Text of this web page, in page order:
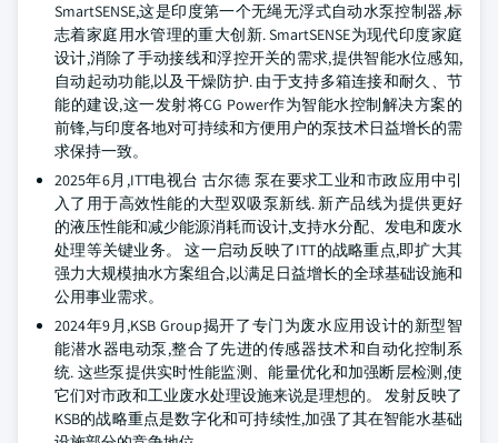
SmartSENSE,这是印度第一个无绳无浮式自动水泵控制器,标
志着家庭用水管理的重大创新. SmartSENSE为现代印度家庭
设计,消除了手动接线和浮控开关的需求,提供智能水位感知,
自动起动功能,以及干燥防护. 由于支持多箱连接和耐久、节
能的建设,这一发射将CG Power作为智能水控制解决方案的
前锋,与印度各地对可持续和方便用户的泵技术日益增长的需
求保持一致。
2025年6月,ITT电视台 古尔德 泵在要求工业和市政应用中引
入了用于高效性能的大型双吸泵新线. 新产品线为提供更好
的液压性能和减少能源消耗而设计,支持水分配、发电和废水
处理等关键业务。 这一启动反映了ITT的战略重点,即扩大其
强力大规模抽水方案组合,以满足日益增长的全球基础设施和
公用事业需求。
2024年9月,KSB Group揭开了专门为废水应用设计的新型智
能潜水器电动泵,整合了先进的传感器技术和自动化控制系
统. 这些泵提供实时性能监测、能量优化和加强断层检测,使
它们对市政和工业废水处理设施来说是理想的。 发射反映了
KSB的战略重点是数字化和可持续性,加强了其在智能水基础